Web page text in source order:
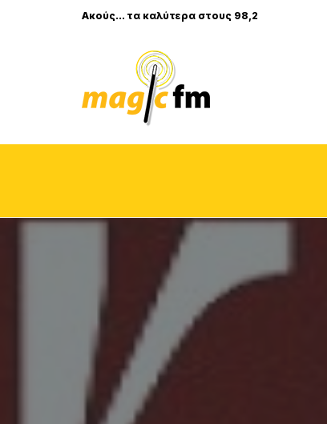
Ακούς... τα καλύτερα στους 98,2